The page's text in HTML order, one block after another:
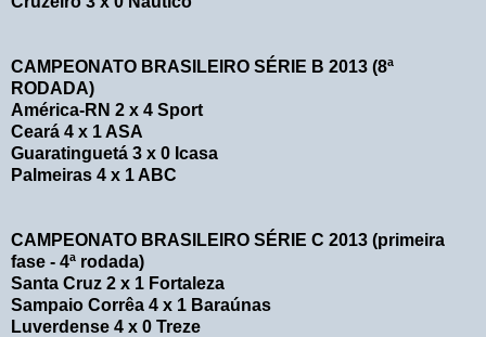
CAMPEONATO BRASILEIRO SÉRIE B 2013 (8ª
RODADA)
América-RN 2 x 4 Sport
Ceará 4 x 1 ASA
Guaratinguetá 3 x 0 Icasa
Palmeiras 4 x 1 ABC
CAMPEONATO BRASILEIRO SÉRIE C 2013 (primeira
fase - 4ª rodada)
Santa Cruz 2 x 1 Fortaleza
Sampaio Corrêa 4 x 1 Baraúnas
Luverdense 4 x 0 Treze